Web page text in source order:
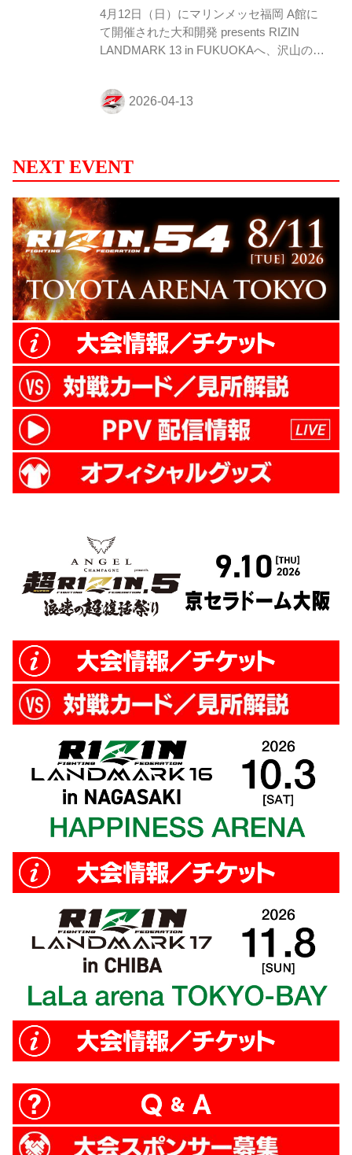
4月12日（日）にマリンメッセ福岡 A館に
て開催された大和開発 presents RIZIN
LANDMARK 13 in FUKUOKAへ、沢山のご
とうございました。 本大会をご観戦、また
はご視聴された皆さまへ簡単なアンケート
者アンケート 概要 アンケートをご記入い
ただいた方の中から抽選で3名様に「大和
開発 presents RIZIN LANDMARK 13 in
FUKUOKA 出場選手サイン入りポスター」
をプレゼント致します。 プレゼント内容
RIZIN LAND...
NEXT EVENT